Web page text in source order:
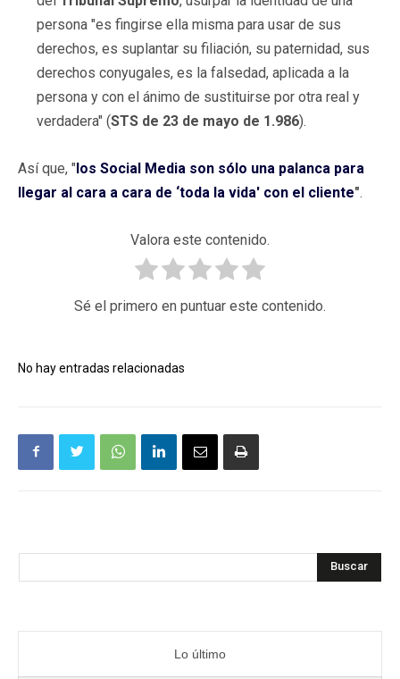
persona "es fingirse ella misma para usar de sus
derechos, es suplantar su filiación, su paternidad, sus
derechos conyugales, es la falsedad, aplicada a la
persona y con el ánimo de sustituirse por otra real y
verdadera" (STS de 23 de mayo de 1.986).
Así que, "los Social Media son sólo una palanca para
llegar al cara a cara de ‘toda la vida' con el cliente".
Valora este contenido.
Sé el primero en puntuar este contenido.
No hay entradas relacionadas
Buscar
Lo último